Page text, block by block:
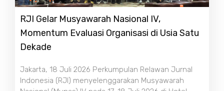
RJI Gelar Musyawarah Nasional IV,
Momentum Evaluasi Organisasi di Usia Satu
Dekade
Jakarta, 18 Juli 2026 Perkumpulan Relawan Jurnal
Indonesia (RJI) menyelenggarakan Musyawarah